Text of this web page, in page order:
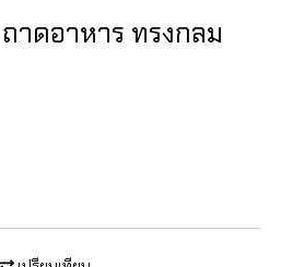
าดอาหาร ทรงกลม